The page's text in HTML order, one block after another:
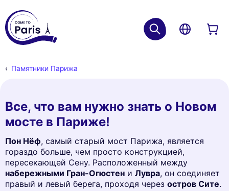
Памятники Парижа
Все, что вам нужно знать о Новом
мосте в Париже!
Пон Нёф, самый старый мост Парижа, является
гораздо больше, чем просто конструкцией,
пересекающей Сену. Расположенный между
набережными Гран-Огюстен и Лувра, он соединяет
правый и левый берега, проходя через остров Сите.